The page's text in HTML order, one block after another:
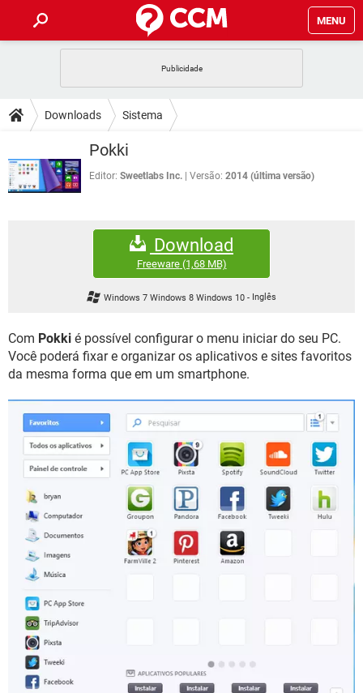
MENU
CELULAR
INSTAGRAM GMAIL
DICAS
JOGOS
CELULAR
OUTLOOK
JOGOS WHATSAPP
EXCEL
GMAIL
FÓRUM
FACEBOOK
EXCEL
GMAIL
WHATSAPP
INSTAGRAM GMAIL
GUIA DE COMPRAS
Downloads Sistema
Pokki
Editor: Sweetlabs Inc. Versão: 2014 (última versão)
Download
Freeware(1,68 MB)
Windows 7 Windows 8 Windows 10 - Inglês
Com Pokki é possível configurar o menu iniciar do seu PC.
Você poderá fixar e organizar os aplicativos e sites favoritos
da mesma forma que em um smartphone.